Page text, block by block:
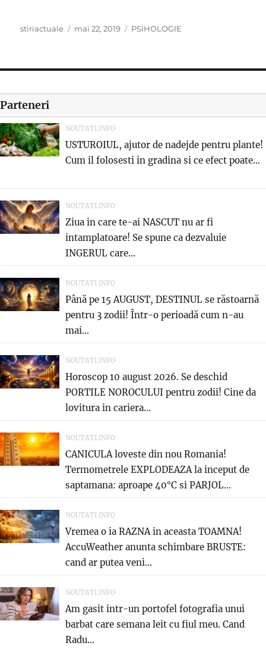
Author
stiriactuale
Posted
mai 22, 2019 Categories
PSIHOLOGIE
Parteneri
NOUTATI.INFO
USTUROIUL, ajutor de nadejde pentru plante!
Cum il folosesti in gradina si ce efect poate...
NOUTATI.INFO
Ziua in care te-ai NASCUT nu ar fi
intamplatoare! Se spune ca dezvaluie
INGERUL care...
NOUTATI.INFO
Până pe 15 AUGUST, DESTINUL se răstoarnă
pentru 3 zodii! Într-o perioadă cum n-au
mai...
NOUTATI.INFO
Horoscop 10 august 2026. Se deschid
PORTILE NOROCULUI pentru zodii! Cine da
lovitura in cariera...
NOUTATI.INFO
CANICULA loveste din nou Romania!
Termometrele EXPLODEAZA la inceput de
saptamana: aproape 40°C si PARJOL...
NOUTATI.INFO
Vremea o ia RAZNA in aceasta TOAMNA!
AccuWeather anunta schimbare BRUSTE:
cand ar putea veni...
NOUTATI.INFO
Am gasit intr-un portofel fotografia unui
barbat care semana leit cu fiul meu. Cand
Radu...